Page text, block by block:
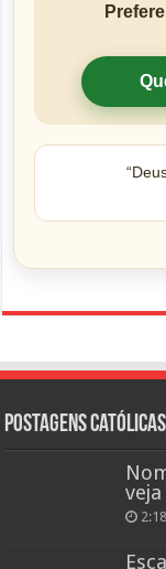
Postagens